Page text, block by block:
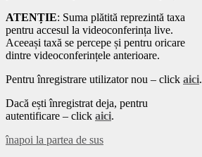
ATENȚIE: Suma plătită reprezintă taxa
pentru accesul la videoconferința live.
Aceeași taxă se percepe și pentru oricare
dintre videoconferințele anterioare.
Pentru înregistrare utilizator nou – click aici.
Dacă ești înregistrat deja, pentru
autentificare – click aici.
înapoi la partea de sus